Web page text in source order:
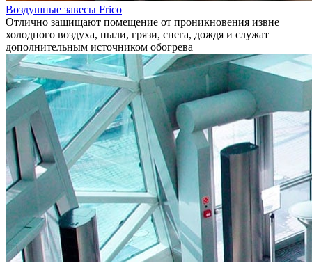
Воздушные завесы Frico
Отлично защищают помещение от проникновения извне
холодного воздуха, пыли, грязи, снега, дождя и служат
дополнительным источником обогрева